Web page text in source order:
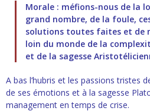
Morale : méfions-nous de la
grand nombre, de la foule,
solutions toutes faites et de
loin du monde de la
et de la sagesse
A bas l’hubris et les passions tristes
de ses émotions et à la sagesse
management en temps de crise.